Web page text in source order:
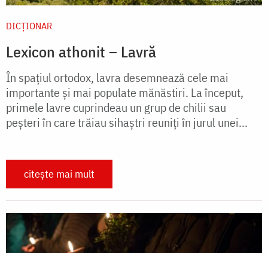
DICŢIONAR
Lexicon athonit – Lavră
În spaţiul ortodox, lavra desemnează cele mai
importante şi mai populate mănăstiri. La început,
primele lavre cuprindeau un grup de chilii sau
peșteri în care trăiau sihaștri reuniți în jurul unei...
citește mai mult